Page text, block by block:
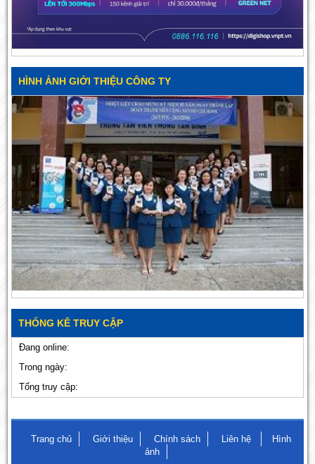
HÌNH ẢNH GIỚI THIỆU CÔNG TY
THỐNG KÊ TRUY CẬP
Đang online:
Trong ngày:
Tổng truy cập:
Trang chủ Giới thiệu Chính sách Liên hệ
Hình
ảnh